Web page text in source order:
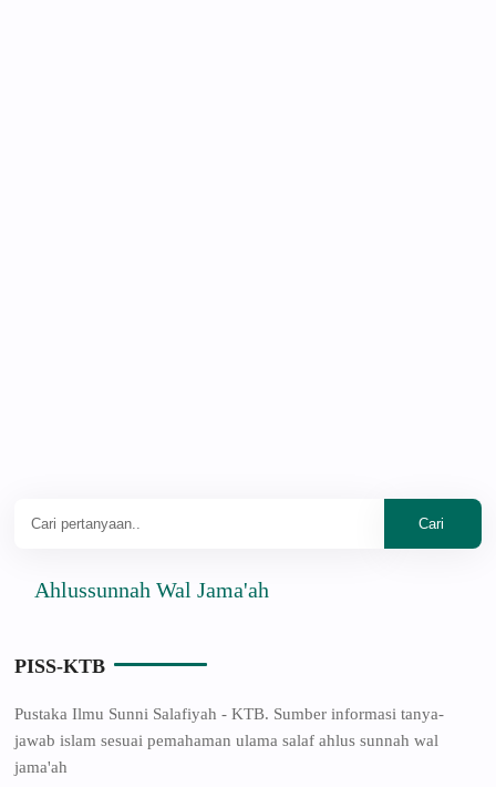
Wal Jama'ah
PISS-KTB
Pustaka Ilmu Sunni Salafiyah - KTB. Sumber informasi tanya-
jawab islam sesuai pemahaman ulama salaf ahlus sunnah wal
jama'ah